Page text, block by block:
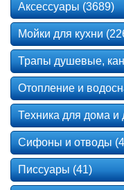
Аксессуары (3689)
Мойки для кухни
Трапы душевые,
Отопление и
Техника для дома и
Сифоны и отводы
Писсуары (41)